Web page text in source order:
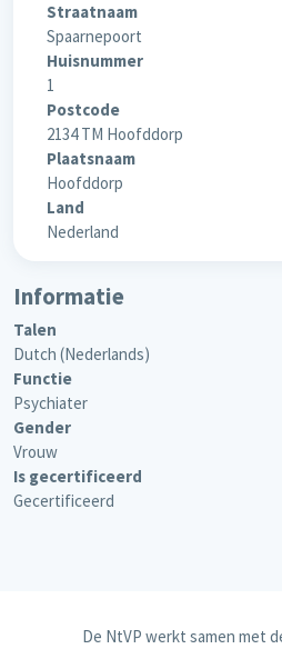
Straatnaam
Spaarnepoort
Huisnummer
1
Postcode
2134 TM Hoofddorp
Plaatsnaam
Hoofddorp
Land
Nederland
Informatie
Talen
Dutch (Nederlands)
Functie
Psychiater
Gender
Vrouw
Is gecertificeerd
Gecertificeerd
De NtVP werkt samen met